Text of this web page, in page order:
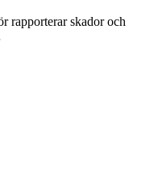
rapporterar skador och